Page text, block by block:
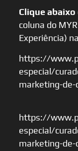
Clique
coluna do
Experiência)
https://
especial/
marketing-
https://
especial/
marketing-